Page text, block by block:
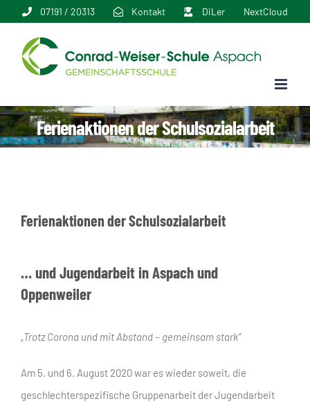
springen
07191 / 20313 Kontakt DiLer NextCloud
Ferienaktionen der Schulsozialarbeit
Ferienaktionen der Schulsozialarbeit
… und Jugendarbeit in Aspach und
Oppenweiler
„Trotz Corona und mit Abstand – gemeinsam stark“
Am 5. und 6. August 2020 war es wieder soweit, die
geschlechterspezifische Gruppenarbeit der Jugendarbeit